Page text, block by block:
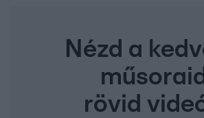
Nézd a
műsoraid
rövid